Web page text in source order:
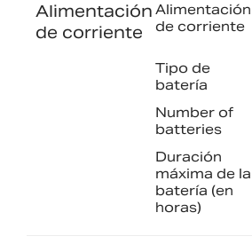
Alimentación
de corriente
Alimentación
de corriente
Tipo de
batería
Number of
batteries
Duración
máxima de la
batería (en
horas)